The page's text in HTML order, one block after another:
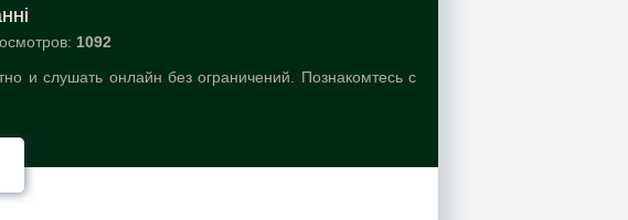
1092
и слушать онлайн без ограничений. Познакомтесь с